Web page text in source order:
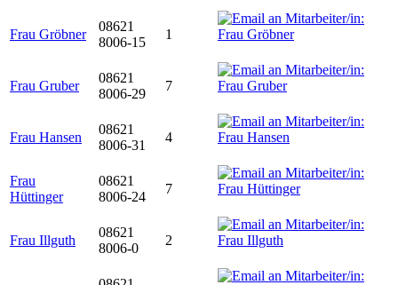
Frau Gröbner
08621
8006-15
1
Frau Gruber
08621
8006-29
7
Frau Hansen
08621
8006-31
4
Frau
Hüttinger
08621
8006-24
7
Frau Illguth
08621
8006-0
2